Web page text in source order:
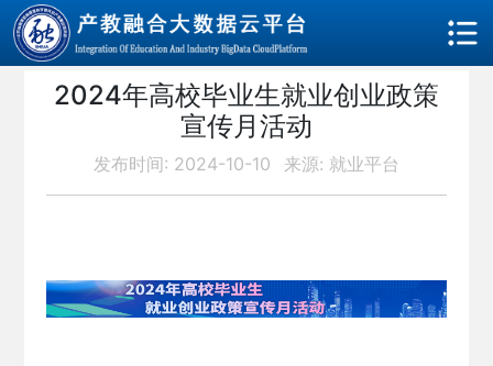
2024年高校毕业生就业创业政策
宣传月活动
发布时间: 2024-10-10 来源: 就业平台